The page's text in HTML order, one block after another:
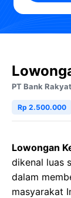
PT Bank
Rp 2.500.000
Lowongan
dikenal luas
dalam
masyarakat